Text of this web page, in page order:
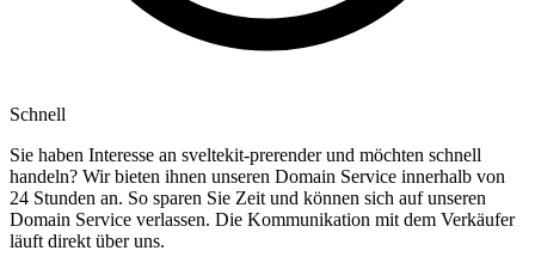
Schnell
Sie haben Interesse an sveltekit-prerender und möchten schnell
handeln? Wir bieten ihnen unseren Domain Service innerhalb von
24 Stunden an. So sparen Sie Zeit und können sich auf unseren
Domain Service verlassen. Die Kommunikation mit dem Verkäufer
läuft direkt über uns.